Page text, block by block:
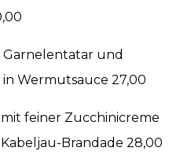
Garnelentatar und
Wermutsauce 27,00
feiner Zucchinicreme
Brandade 28,00